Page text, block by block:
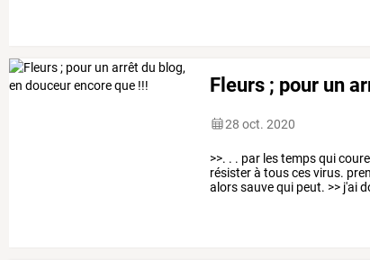
Fleurs ; pour un
28 oct. 2020
>>. . . par lestempsqui
résisterà touscesvirus.
alorssauvequi peut. >> j'ai